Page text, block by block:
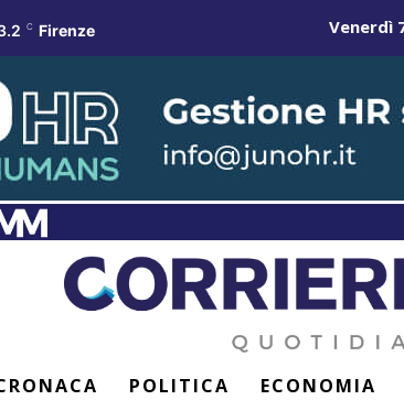
C Firenze Venerdì
POLITICA ECONOMIA